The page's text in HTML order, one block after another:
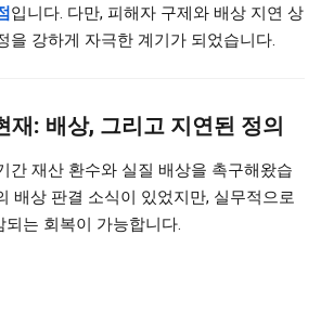
입니다. 다만, 피해자 구제와 배상 지연 상
을 강하게 자극한 계기가 되었습니다.
재: 배상, 그리고 지연된 정의
간 재산 환수와 실질 배상을 촉구해왔습
배상 판결 소식이 있었지만, 실무적으로
되는 회복이 가능합니다.